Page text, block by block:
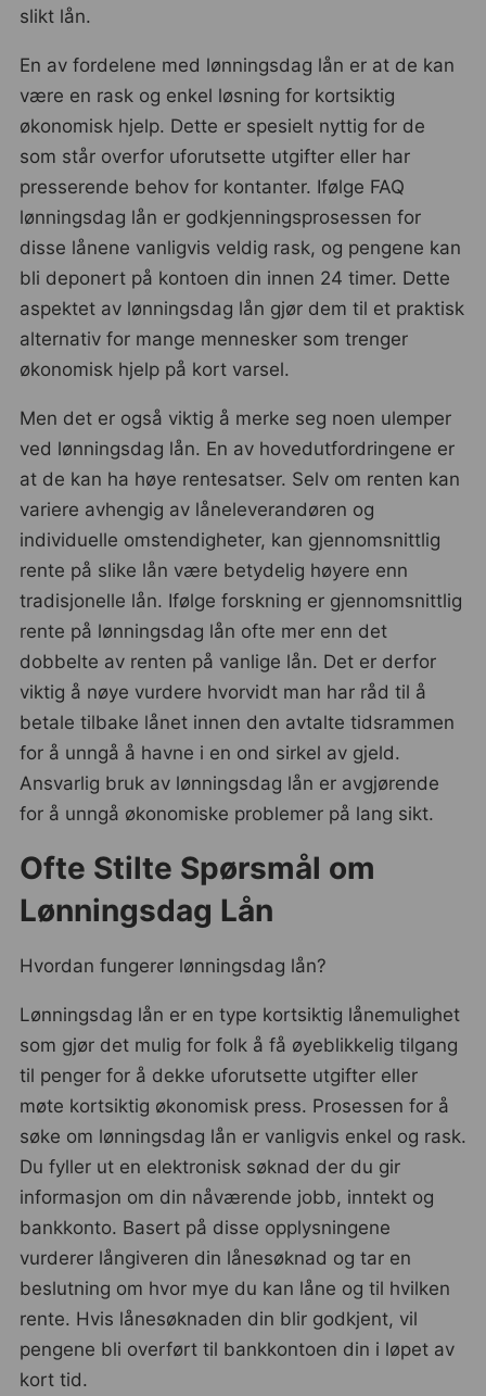
slikt lån.
En av fordelene med lønningsdag lån er at de kan
være en rask og enkel løsning for kortsiktig
økonomisk hjelp. Dette er spesielt nyttig for de
som står overfor uforutsette utgifter eller har
presserende behov for kontanter. Ifølge FAQ
lønningsdag lån er godkjenningsprosessen for
disse lånene vanligvis veldig rask, og pengene kan
bli deponert på kontoen din innen 24 timer. Dette
aspektet av lønningsdag lån gjør dem til et praktisk
alternativ for mange mennesker som trenger
økonomisk hjelp på kort varsel.
Men det er også viktig å merke seg noen ulemper
ved lønningsdag lån. En av hovedutfordringene er
at de kan ha høye rentesatser. Selv om renten kan
variere avhengig av låneleverandøren og
individuelle omstendigheter, kan gjennomsnittlig
rente på slike lån være betydelig høyere enn
tradisjonelle lån. Ifølge forskning er gjennomsnittlig
rente på lønningsdag lån ofte mer enn det
dobbelte av renten på vanlige lån. Det er derfor
viktig å nøye vurdere hvorvidt man har råd til å
betale tilbake lånet innen den avtalte tidsrammen
for å unngå å havne i en ond sirkel av gjeld.
Ansvarlig bruk av lønningsdag lån er avgjørende
for å unngå økonomiske problemer på lang sikt.
Ofte Stilte Spørsmål om
Lønningsdag Lån
Hvordan fungerer lønningsdag lån?
Lønningsdag lån er en type kortsiktig lånemulighet
som gjør det mulig for folk å få øyeblikkelig tilgang
til penger for å dekke uforutsette utgifter eller
møte kortsiktig økonomisk press. Prosessen for å
søke om lønningsdag lån er vanligvis enkel og rask.
Du fyller ut en elektronisk søknad der du gir
informasjon om din nåværende jobb, inntekt og
bankkonto. Basert på disse opplysningene
vurderer långiveren din lånesøknad og tar en
beslutning om hvor mye du kan låne og til hvilken
rente. Hvis lånesøknaden din blir godkjent, vil
pengene bli overført til bankkontoen din i løpet av
kort tid.